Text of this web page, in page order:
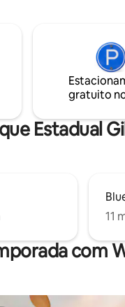
observadores de
e fãs dos Gators.
uma fuga tranquila?
as energias. *O
SECO NO MOMENTO
gratuito
Estadual
11
com